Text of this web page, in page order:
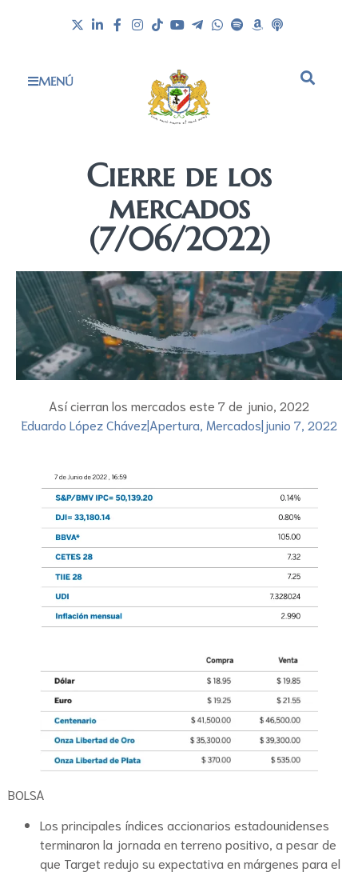
MENÚ
Cierre de los
mercados
(7/06/2022)
Así cierran los mercados este 7 de junio, 2022
Eduardo López Chávez|Apertura, Mercados|junio 7, 2022
BOLSA
Los principales índices accionarios estadounidenses
terminaron la jornada en terreno positivo, a pesar de
que Target redujo su expectativa en márgenes para el